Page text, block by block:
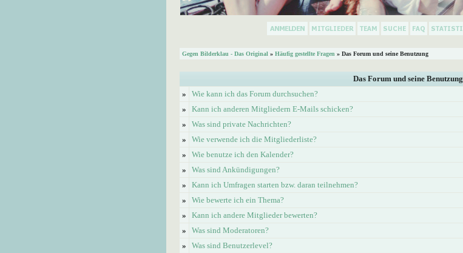
Gegen Bilderklau - Das Original » Häufig gestellte Fragen » Das Forum und seine Benutzung
Das Forum und seine Benutzung
»
Wie kann ich das Forum durchsuchen?
»
Kann ich anderen Mitgliedern E-Mails schicken?
»
Was sind private Nachrichten?
»
Wie verwende ich die Mitgliederliste?
»
Wie benutze ich den Kalender?
»
Was sind Ankündigungen?
»
Kann ich Umfragen starten bzw. daran teilnehmen?
»
Wie bewerte ich ein Thema?
»
Kann ich andere Mitglieder bewerten?
»
Was sind Moderatoren?
»
Was sind Benutzerlevel?